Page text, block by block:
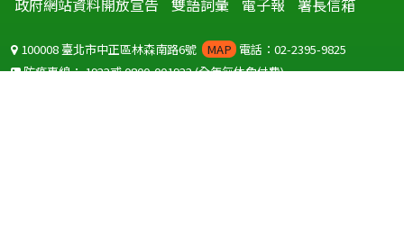
政府網站資料開放宣告
雙語詞彙 電子報 署長信箱
100008 臺北市中正區林森南路6號 MAP 電話：02-2395-9825
防疫專線：1922或0800-001922(全年無休免付費)